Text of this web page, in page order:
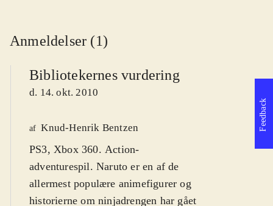
Anmeldelser (1)
Bibliotekernes vurdering
d. 14. okt. 2010
af Knud-Henrik Bentzen
PS3, Xbox 360. Action-
adventurespil. Naruto er en af de
allermest populære animefigurer og
historierne om ninjadrengen har gået
Feedback